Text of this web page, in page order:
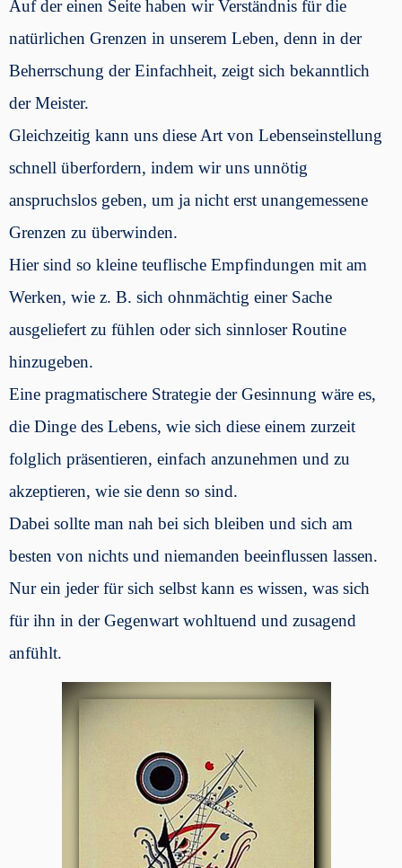
Auf der einen Seite haben wir Verständnis für die
natürlichen Grenzen in unserem Leben, denn in der
Beherrschung der Einfachheit, zeigt sich bekanntlich
der Meister.
Gleichzeitig kann uns diese Art von Lebenseinstellung
schnell überfordern, indem wir uns unnötig
anspruchslos geben, um ja nicht erst unangemessene
Grenzen zu überwinden.
Hier sind so kleine teuflische Empfindungen mit am
Werken, wie z. B. sich ohnmächtig einer Sache
ausgeliefert zu fühlen oder sich sinnloser Routine
hinzugeben.
Eine pragmatischere Strategie der Gesinnung wäre es,
die Dinge des Lebens, wie sich diese einem zurzeit
folglich präsentieren, einfach anzunehmen und zu
akzeptieren, wie sie denn so sind.
Dabei sollte man nah bei sich bleiben und sich am
besten von nichts und niemanden beeinflussen lassen.
Nur ein jeder für sich selbst kann es wissen, was sich
für ihn in der Gegenwart wohltuend und zusagend
anfühlt.